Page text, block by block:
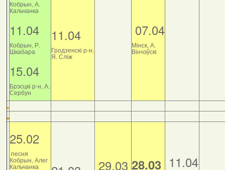
Кобрын, А.
Кальчанка
11.04
Кобрын, Р.
Шкабара
15.04
Брэсцкі р-н, А.
Сербун
11.04
Гродзенскі р-н,
Я. Сліж
07.04
Мінск, А.
Вінчэўскі
25.02
песня
Кобрын, Алег
Кальчанка 29.03 28.03 11.04